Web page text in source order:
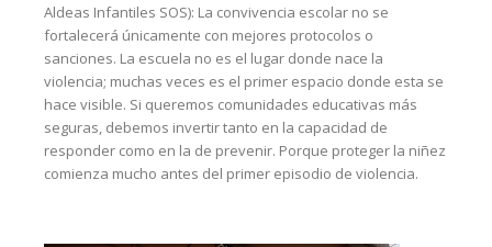
Aldeas Infantiles SOS): La convivencia escolar no se
fortalecerá únicamente con mejores protocolos o
sanciones. La escuela no es el lugar donde nace la
violencia; muchas veces es el primer espacio donde esta se
hace visible. Si queremos comunidades educativas más
seguras, debemos invertir tanto en la capacidad de
responder como en la de prevenir. Porque proteger la niñez
comienza mucho antes del primer episodio de violencia.